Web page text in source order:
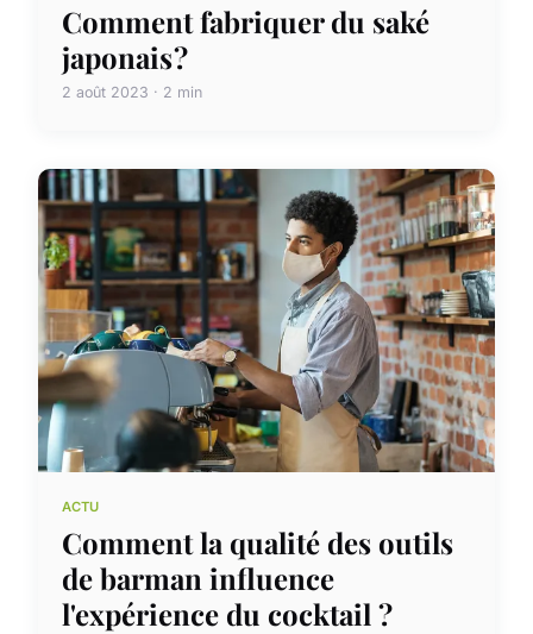
Comment fabriquer du saké
japonais ?
2 août 2023 · 2 min
ACTU
Comment la qualité des outils
de barman influence
l'expérience du cocktail ?